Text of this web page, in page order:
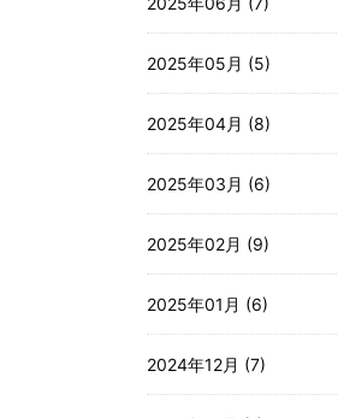
2025年05月 (5)
2025年04月 (8)
2025年03月 (6)
2025年02月 (9)
2025年01月 (6)
2024年12月 (7)